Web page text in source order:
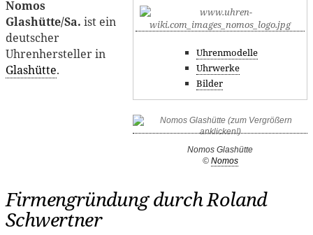
Uhrenmodelle
Uhrwerke
Bilder
Nomos Glashütte
© Nomos
Nomos
Glashütte/Sa. ist ein
deutscher
Uhrenhersteller in
Glashütte.
Firmengründung durch Roland
Schwertner